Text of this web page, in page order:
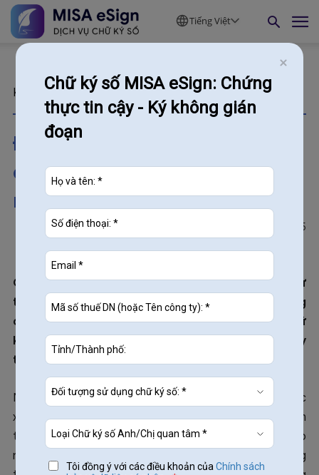
Tiếng Việt
Kiến thức
Đề xuất mới về quy định sử
dụng chữ ký số trong lĩnh vực
ngân hàng
15/10/2020 1015
Gần đây, Ngân hàng Nhà nước Việt Nam đang dự
thảo Thông tư quy định về việc quản lý, sử dụng
chữ ký số, chứng thư số và dịch vụ chứng thực chữ
ký số chuyên dùng Ngân hàng Nhà nước nhằm thay
thế Thông tư 28/2015/TT-NHNN.
Ngân hàng Nhà nước Việt Nam (NHNN) cho biết, việc
xây dựng dự thảo Thông tư thay thế Thông tư 28, nhằm
triển khai Nghị quyết 17/NQ-CP của Chính phủ và cập
nhật các quy định của Nghị định 130/2018/NĐ-CP, đồng
Chữ ký số MISA eSign: Chứng
thực tin cậy - Ký không gián
đoạn
Tôi đồng ý với các điều khoản củaChính sách